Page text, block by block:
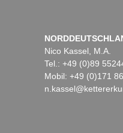
Nico Kassel, M.A.
Tel.: +49 (0)89
Mobil: +49 (0)171